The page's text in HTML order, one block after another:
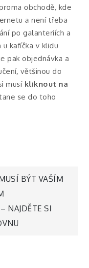
obchodě, kde
a není třeba
po galanteriích a
u kafíčka v klidu
pak objednávka a
většinou do
musí kliknout na
se do toho
BÝT VAŠÍM
NAJDĚTE SI